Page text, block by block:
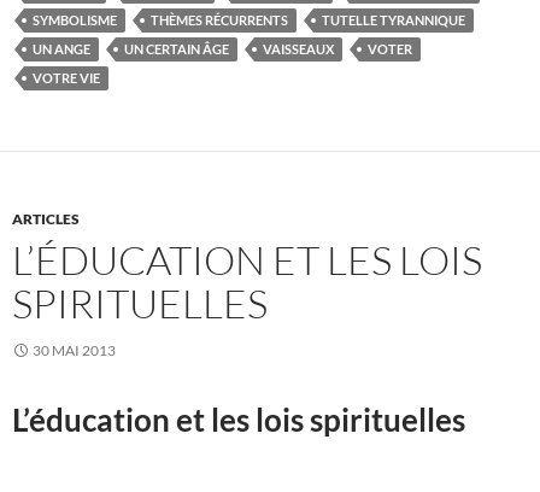
SYMBOLISME
THÈMES RÉCURRENTS
TUTELLE TYRANNIQUE
UN ANGE
UN CERTAIN ÂGE VAISSEAUX
VOTER
VOTRE VIE
ARTICLES
L’ÉDUCATION ET LES LOIS
SPIRITUELLES
30 MAI 2013
L’éducation et les lois spirituelles